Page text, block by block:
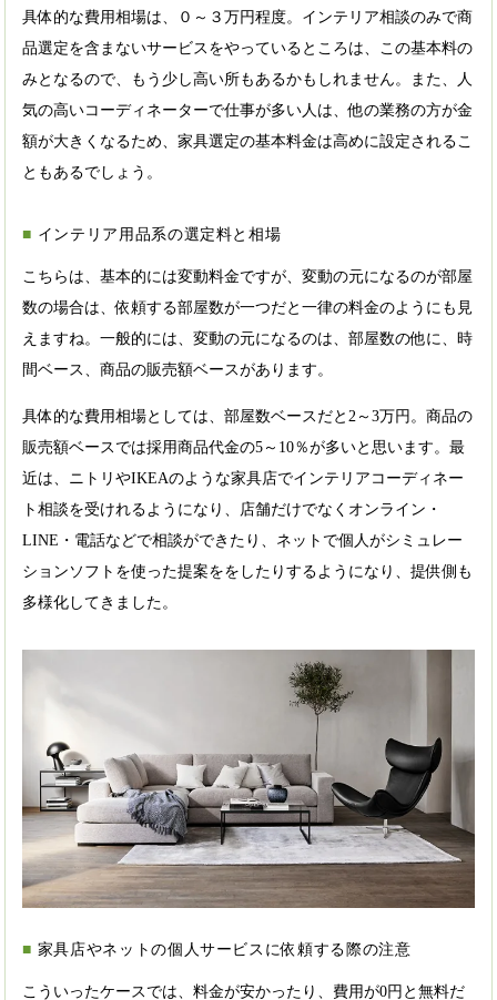
具体的な費用相場は、０～３万円程度。インテリア相談のみで商
品選定を含まないサービスをやっているところは、この基本料の
みとなるので、もう少し高い所もあるかもしれません。また、人
気の高いコーディネーターで仕事が多い人は、他の業務の方が金
額が大きくなるため、家具選定の基本料金は高めに設定されるこ
ともあるでしょう。
インテリア用品系の選定料と相場
こちらは、基本的には変動料金ですが、変動の元になるのが部屋
数の場合は、依頼する部屋数が一つだと一律の料金のようにも見
えますね。一般的には、変動の元になるのは、部屋数の他に、時
間ベース、商品の販売額ベースがあります。
具体的な費用相場としては、部屋数ベースだと2～3万円。商品の
販売額ベースでは採用商品代金の5～10％が多いと思います。最
近は、ニトリやIKEAのような家具店でインテリアコーディネー
ト相談を受けれるようになり、店舗だけでなくオンライン・
LINE・電話などで相談ができたり、ネットで個人がシミュレー
ションソフトを使った提案ををしたりするようになり、提供側も
多様化してきました。
家具店やネットの個人サービスに依頼する際の注意
こういったケースでは、料金が安かったり、費用が0円と無料だ